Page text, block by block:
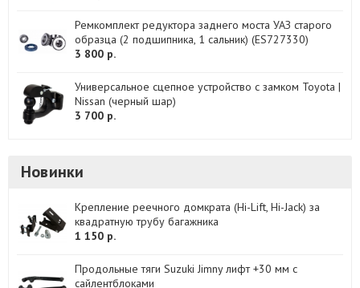
Ремкомплект редуктора заднего моста УАЗ старого
образца (2 подшипника, 1 сальник) (ES727330)
3 800 р.
Универсальное сцепное устройство с замком Toyota |
Nissan (черный шар)
3 700 р.
Новинки
Крепление реечного домкрата (Hi-Lift, Hi-Jack) за
квадратную трубу багажника
1 150 р.
Продольные тяги Suzuki Jimny лифт +30 мм с
сайлентблоками